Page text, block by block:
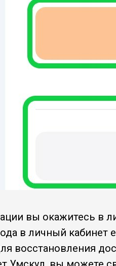
вы окажитесь в
в личный
восстановления